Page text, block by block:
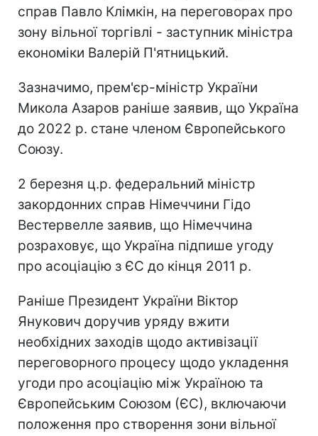
справ Павло Клiмкiн, на переговорах про
зону вiльної торгiвлi - заступник мiнiстра
економiки Валерiй П'ятницький.
Зазначимо, прем'єр-міністр України
Микола Азаров раніше заявив, що Україна
до 2022 р. стане членом Європейського
Союзу.
2 березня ц.р. федеральний міністр
закордонних справ Німеччини Гідо
Вестервелле заявив, що Німеччина
розраховує, що Україна підпише угоду
про асоціацію з ЄС до кінця 2011 р.
Раніше Президент України Віктор
Янукович доручив уряду вжити
необхідних заходів щодо активізації
переговорного процесу щодо укладення
угоди про асоціацію між Україною та
Європейським Союзом (ЄС), включаючи
положення про створення зони вільної